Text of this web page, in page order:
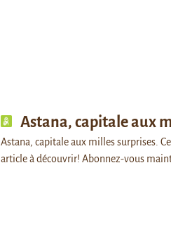
Astana, capitale aux
Astana, capitale aux milles surprises.
article à découvrir! Abonnez-vous